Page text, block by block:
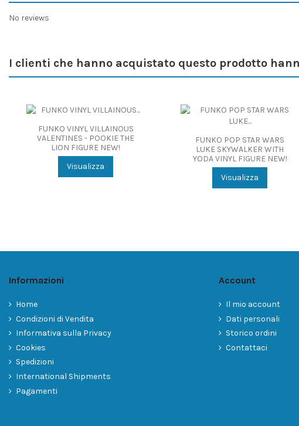
No reviews
I clienti che hanno acquistato questo prodotto
FUNKO VINYL VILLAINOUS
VALENTINES - POOKIE THE
LION FIGURE NEW!
Visualizza
FUNKO POP STAR WARS
LUKE SKYWALKER WITH
YODA VINYL FIGURE NEW!
Visualizza
Informazioni
Home
Condizioni di Vendita
Informativa sulla Privacy
Cookies
Spedizioni
International Shipments
Pagamenti
Account
Il mio account
Dati personali
Storico ordini
Contattaci